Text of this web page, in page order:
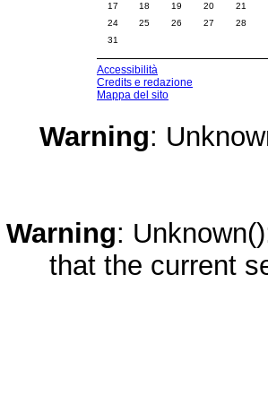
17
18 19 20 21
24
25 26 27 28
31
Accessibilità
Credits e redazione
Mappa del sito
Warning:
Warning:
that the current